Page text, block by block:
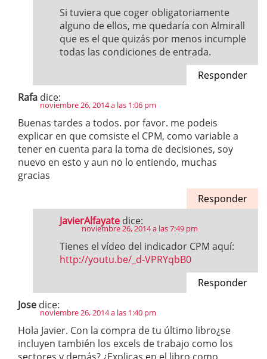
Si tuviera que coger obligatoriamente
alguno de ellos, me quedaría con Almirall
que es el que quizás por menos incumple
todas las condiciones de entrada.
Responder
Rafa dice:
noviembre 26, 2014 a las 1:06 pm
Buenas tardes a todos. por favor. me podeis
explicar en que comsiste el CPM, como variable a
tener en cuenta para la toma de decisiones, soy
nuevo en esto y aun no lo entiendo, muchas
gracias
Responder
JavierAlfayate dice:
noviembre 26, 2014 a las 7:49 pm
Tienes el vídeo del indicador CPM aquí:
http://youtu.be/_d-VPRYqbB0
Responder
Jose dice:
noviembre 26, 2014 a las 1:40 pm
Hola Javier. Con la compra de tu último libro¿se
incluyen también los excels de trabajo como los